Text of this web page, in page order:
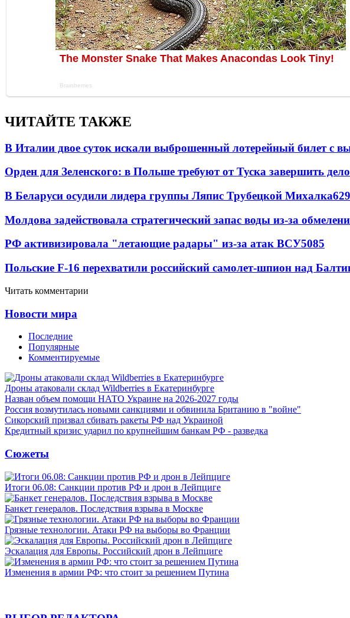
ЧИТАЙТЕ ТАКЖЕ
В Италии двое суток искали выброшенный лотерейный билет с
Орден для Зеленского: в Польше требуют от Туска завершить дело
В Беларуси осудили лидера группы Ляпис Трубецкой Михалка
Молдова задействовала стратегический запас воды из-за
РФ активизировала "летающие радары" из-за атак ВСУ5085
Польские F-16 перехватили российский самолет-шпион над
Читать комментарии
Новости мира
Последние
Популярные
Комментируемые
Дроны атаковали склад Wildberries в Екатеринбурге
Назван объем помощи НАТО Украине на 2026-2027 годы
Россия возмутилась новыми санкциями и обвинила Британию в "войне"
Сикорский призвал сбивать ракеты РФ над Украиной
Кредитный кризис ударил по крупнейшим банкам РФ - разведка
Сюжеты
Итоги 06.08: Санкции против РФ и дрон в Лейпциге
Банкет генералов. Последствия взрыва в Москве
Грязные технологии. Атаки РФ на выборы во Франции
Эскалация для Европы. Российский дрон в Лейпциге
Изменения в армии РФ: что стоит за решением Путина